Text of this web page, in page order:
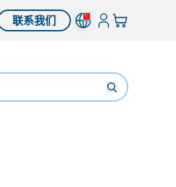
联系我们 登入您的购物车